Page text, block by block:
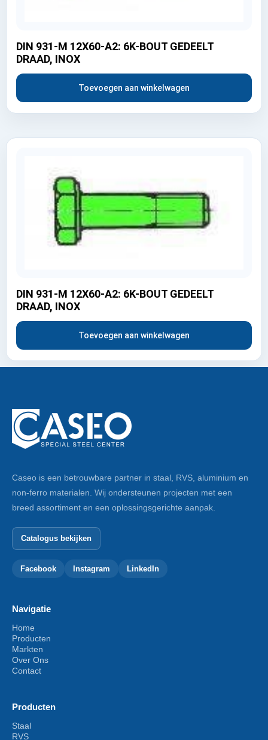
DIN 931-M 12X60-A2: 6K-BOUT GEDEELT
DRAAD, INOX
Toevoegen aan winkelwagen
DIN 931-M 12X60-A2: 6K-BOUT GEDEELT
DRAAD, INOX
Toevoegen aan winkelwagen
Caseo is een betrouwbare partner in staal, RVS, aluminium en
non-ferro materialen. Wij ondersteunen projecten met een
breed assortiment en een oplossingsgerichte aanpak.
Catalogus bekijken
Facebook Instagram LinkedIn
Navigatie
Home
Producten
Markten
Over Ons
Contact
Producten
Staal
RVS